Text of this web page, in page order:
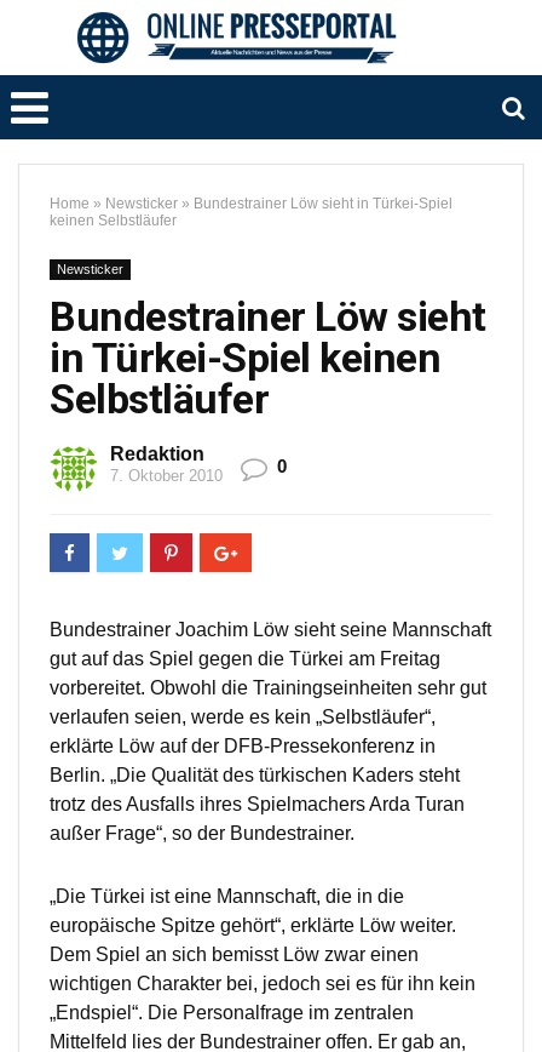
Home » Newsticker » Bundestrainer Löw sieht in Türkei-Spiel
keinen Selbstläufer
Newsticker
Bundestrainer Löw sieht
in Türkei-Spiel keinen
Selbstläufer
Redaktion
7. Oktober 2010 0
Bundestrainer Joachim Löw sieht seine Mannschaft
gut auf das Spiel gegen die Türkei am Freitag
vorbereitet. Obwohl die Trainingseinheiten sehr gut
verlaufen seien, werde es kein „Selbstläufer“,
erklärte Löw auf der DFB-Pressekonferenz in
Berlin. „Die Qualität des türkischen Kaders steht
trotz des Ausfalls ihres Spielmachers Arda Turan
außer Frage“, so der Bundestrainer.
„Die Türkei ist eine Mannschaft, die in die
europäische Spitze gehört“, erklärte Löw weiter.
Dem Spiel an sich bemisst Löw zwar einen
wichtigen Charakter bei, jedoch sei es für ihn kein
„Endspiel“. Die Personalfrage im zentralen
Mittelfeld lies der Bundestrainer offen. Er gab an,